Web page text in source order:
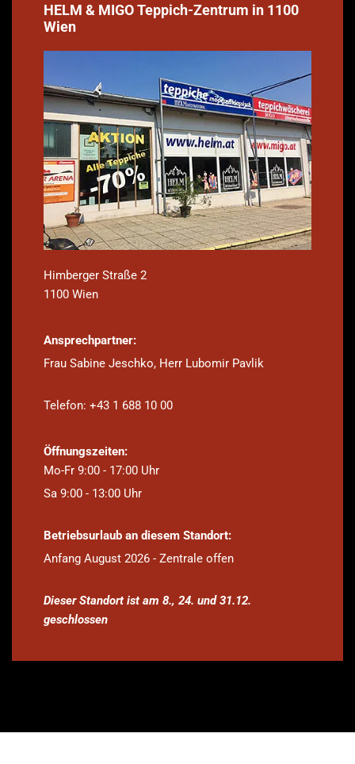
HELM & MIGO Teppich-Zentrum in 1100
Wien
Himberger Straße 2
1100 Wien
Ansprechpartner:
Frau Sabine Jeschko, Herr Lubomir Pavlik
Telefon: +43 1 688 10 00
Öffnungszeiten:
Mo-Fr 9:00 - 17:00 Uhr
Sa 9:00 - 13:00 Uhr
Betriebsurlaub an diesem Standort:
Anfang August 2026 - Zentrale offen
Dieser Standort ist am 8., 24. und 31.12.
geschlossen